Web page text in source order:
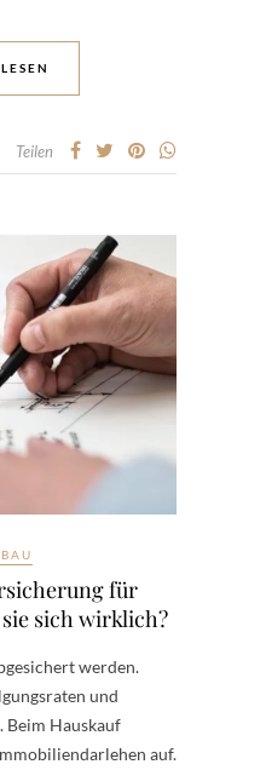
Teilen
für
sich wirklich?
werden.
und
Beim Hauskauf
auf.